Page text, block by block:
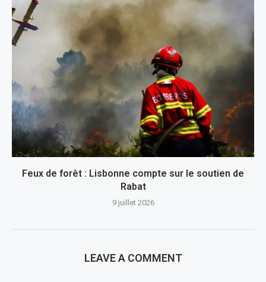
Feux de forêt : Lisbonne compte sur le soutien de
Rabat
9 juillet 2026
LEAVE A COMMENT